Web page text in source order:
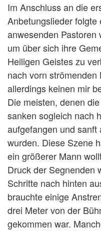
Im Anschluss an die
Anbetungslieder
anwesenden Pastoren
um über sich ihre
Heiligen Geistes zu
nach vorn
allerdings keinen mir
Die meisten, denen
sanken sogleich nach
aufgefangen und
wurden. Diese Szene
ein größerer Mann
Druck der Segnenden
Schritte nach hinten
brauchte einige
drei Meter von der
gekommen war.